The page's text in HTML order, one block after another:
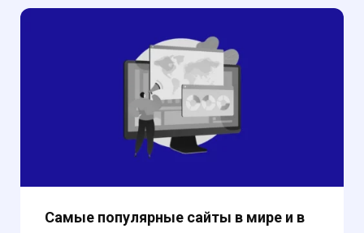
Самые популярные сайты в мире и в